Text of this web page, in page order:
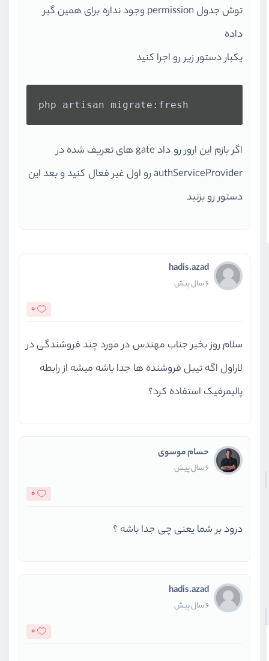
توش جدول permission وجود نداره برای همین گیر
داده
یکبار دستور زیر رو اجرا کنید
php artisan migrate:fresh
اگر بازم این ارور رو داد gate های تعریف شده در
authServiceProvider رو اول غیر فعال کنید و بعد این
دستور رو بزنید
hadis.azad
6 سال پیش
0
سلام روز بخیر جناب مهندس در مورد چند فروشندگی در
لاراول اگه تیبل فروشنده ها جدا باشه میشه از رابطه
پالیمرفیک استفاده کرد؟
حسام موسوی
6 سال پیش
0
درود بر شما یعنی چی جدا باشه ؟
hadis.azad
6 سال پیش
0